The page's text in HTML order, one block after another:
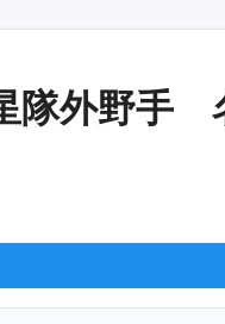
星隊外